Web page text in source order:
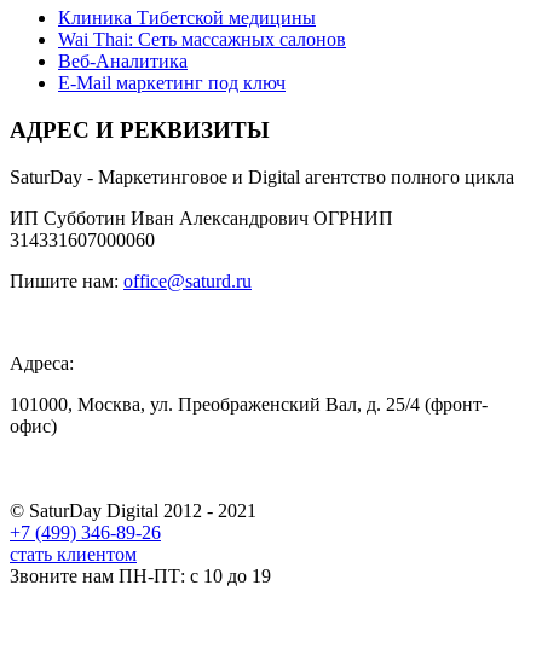
Клиника Тибетской медицины
Wai Thai: Сеть массажных салонов
Веб-Аналитика
E-Mail маркетинг под ключ
АДРЕС И РЕКВИЗИТЫ
SaturDay - Маркетинговое и Digital агентство полного цикла
ИП Субботин Иван Александрович ОГРНИП
314331607000060
Пишите нам: office@saturd.ru
Адреса:
101000, Москва, ул. Преображенский Вал, д. 25/4 (фронт-
офис)
© SaturDay Digital 2012 - 2021
+7 (499) 346-89-26
стать клиентом
Звоните нам ПН-ПТ: с 10 до 19